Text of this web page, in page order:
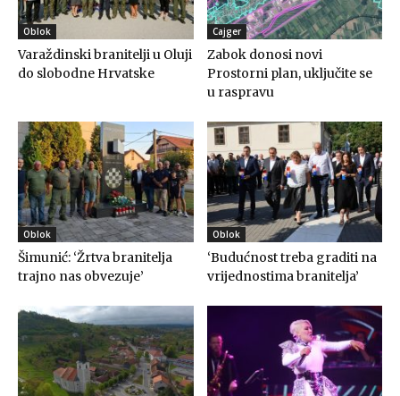
Oblok
Varaždinski branitelji u Oluji
do slobodne Hrvatske
Cajger
Zabok donosi novi
Prostorni plan, uključite se
u raspravu
Oblok
Šimunić: ‘Žrtva branitelja
trajno nas obvezuje’
Oblok
‘Budućnost treba graditi na
vrijednostima branitelja’